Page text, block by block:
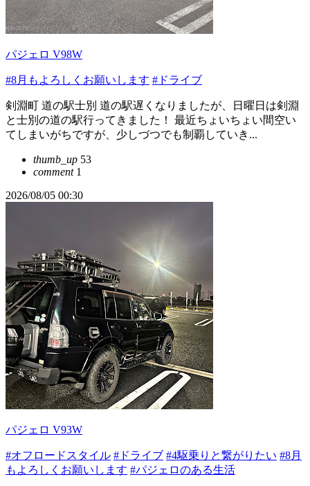
パジェロ V98W
#8月もよろしくお願いします #ドライブ
剣淵町 道の駅士別 道の駅遅くなりましたが、日曜日は剣淵
と士別の道の駅行ってきました！ 最近ちょいちょい間空い
てしまいがちですが、少しづつでも制覇していき...
thumb_up 53
comment1
2026/08/05 00:30
パジェロ V93W
#オフロードスタイル #ドライブ #4駆乗りと繋がりたい #8月
もよろしくお願いします #パジェロのある生活